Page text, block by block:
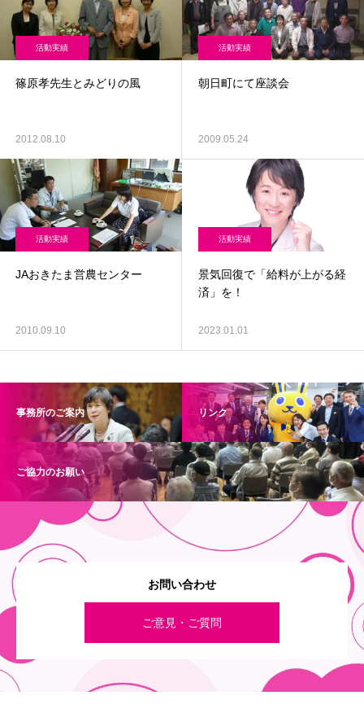
活動実績
篠原孝先生とみどりの風
2012.08.10
活動実績
朝日町にて座談会
2009.05.24
活動実績
JAおきたま営農センター
2010.09.10
活動実績
景気回復で「給料が上がる経
済」を！
2023.01.01
事務所のご案内 リンク
ご協力のお願い
お問い合わせ
ご意見・ご質問